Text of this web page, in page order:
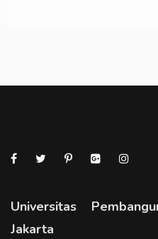
Universitas
Jakarta